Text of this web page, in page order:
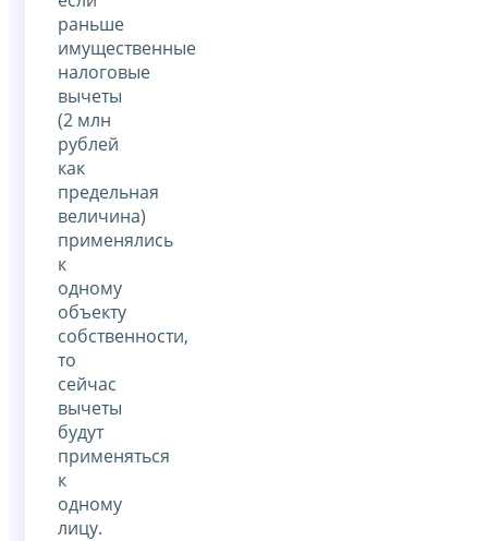
раньше
имущественные
налоговые
вычеты
(2 млн
рублей
как
предельная
величина)
применялись
к
одному
объекту
собственности,
то
сейчас
вычеты
будут
применяться
к
одному
лицу.